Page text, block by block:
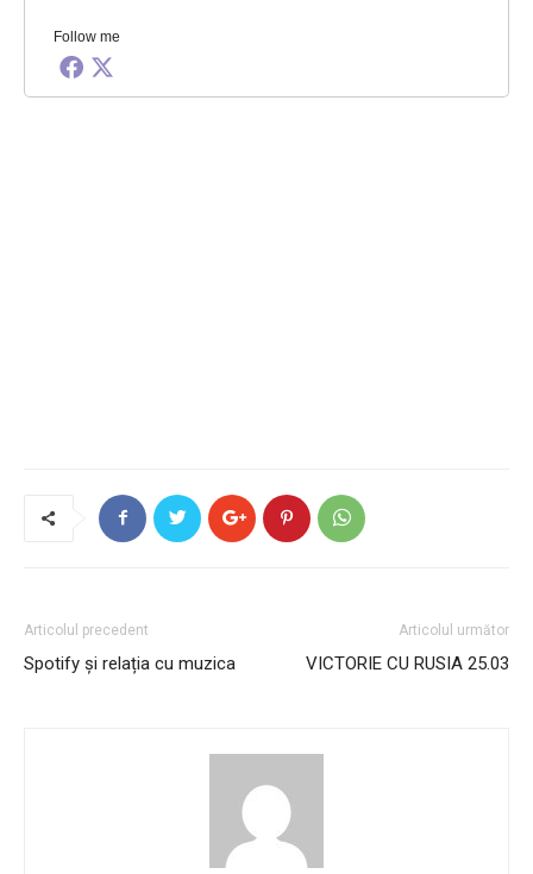
Follow me
Articolul precedent
Spotify și relația cu muzica
Articolul următor
VICTORIE CU RUSIA 25.03